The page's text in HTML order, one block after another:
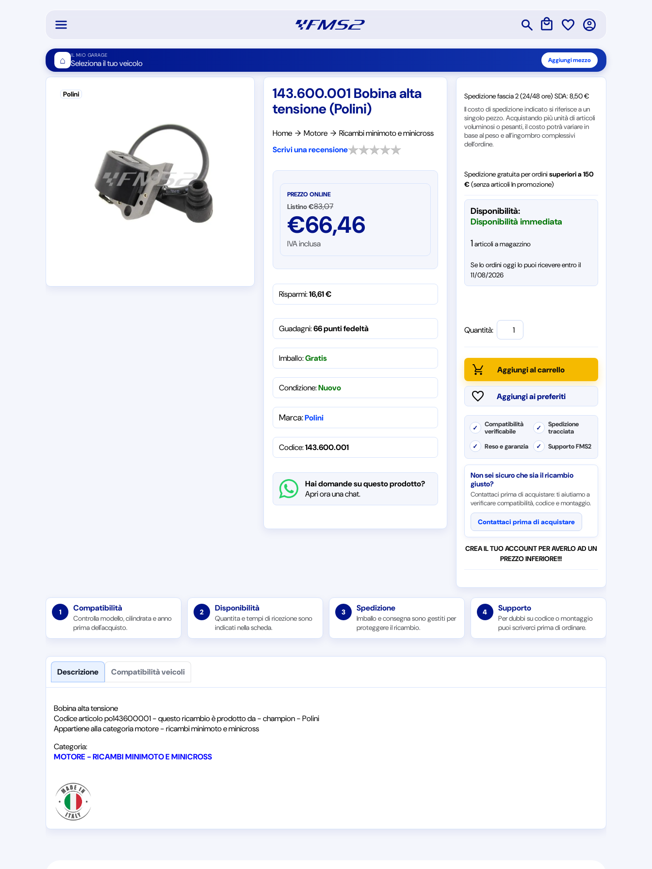
⌂ IL MIO GARAGE
Seleziona il tuo veicolo Aggiungi mezzo
Polini
143.600.001 Bobina alta
tensione (Polini)
Home → Motore → Ricambi minimoto e minicross
Scrivi una recensione
PREZZO ONLINE
Listino €83,07
€66,46
IVA inclusa
Risparmi:16,61€
Guadagni:66 punti fedeltà
Imballo:Gratis
Condizione:Nuovo
Marca:Polini
Codice:143.600.001
Hai domande su questo prodotto?
Apri ora una chat.
Spedizione fascia 2 (24/48 ore) SDA: 8,50 €
Il costo di spedizione indicato si riferisce a un
singolo pezzo. Acquistando più unità di articoli
voluminosi o pesanti, il costo potrà variare in
base al peso e all’ingombro complessivi
dell’ordine.
Spedizione gratuita per ordini superiori a 150
€(senza articoli In promozione)
Disponibilità:
Disponibilità immediata
1articoli a magazzino
Se lo ordini oggi lo puoi ricevere entro il
11/08/2026
Quantità:
✓
Compatibilità
verificabile
✓
Spedizione
tracciata
✓
Reso e garanzia ✓ Supporto FMS2
Non sei sicuro che sia il ricambio
giusto?
Contattaci prima di acquistare: ti aiutiamo a
verificare compatibilità, codice e montaggio.
Contattaci prima di acquistare
CREA IL TUO ACCOUNT PER AVERLO AD UN
PREZZO INFERIORE!!!
1 Compatibilità
Controlla modello, cilindrata e anno
prima dell'acquisto.
2 Disponibilità
Quantita e tempi di ricezione sono
indicati nella scheda.
3 Spedizione
Imballo e consegna sono gestiti per
proteggere il ricambio.
4 Supporto
Per dubbi su codice o montaggio
puoi scriverci prima di ordinare.
Descrizione Compatibilità veicoli
Bobina alta tensione
Codice articolo po143600001 - questo ricambio è prodotto da - champion - Polini
Appartiene alla categoria motore - ricambi minimoto e minicross
Categoria:
MOTORE - RICAMBI MINIMOTO E MINICROSS